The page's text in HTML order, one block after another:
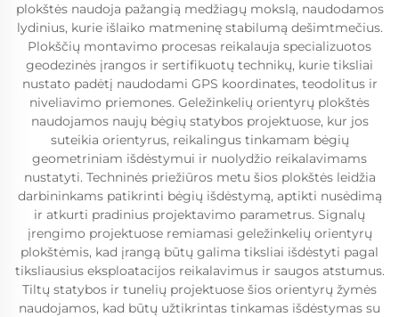
plokštės naudoja pažangią medžiagų mokslą, naudodamos
lydinius, kurie išlaiko matmeninę stabilumą dešimtmečius.
Plokščių montavimo procesas reikalauja specializuotos
geodezinės įrangos ir sertifikuotų technikų, kurie tiksliai
nustato padėtį naudodami GPS koordinates, teodolitus ir
niveliavimo priemones. Geležinkelių orientyrų plokštės
naudojamos naujų bėgių statybos projektuose, kur jos
suteikia orientyrus, reikalingus tinkamam bėgių
geometriniam išdėstymui ir nuolydžio reikalavimams
nustatyti. Techninės priežiūros metu šios plokštės leidžia
darbininkams patikrinti bėgių išdėstymą, aptikti nusėdimą
ir atkurti pradinius projektavimo parametrus. Signalų
įrengimo projektuose remiamasi geležinkelių orientyrų
plokštėmis, kad įrangą būtų galima tiksliai išdėstyti pagal
tiksliausius eksploatacijos reikalavimus ir saugos atstumus.
Tiltų statybos ir tunelių projektuose šios orientyrų žymės
naudojamos, kad būtų užtikrintas tinkamas išdėstymas su